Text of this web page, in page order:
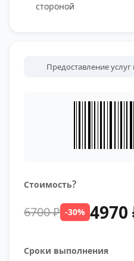
стороной
Предоставление услуг
Стоимость?
6700 ₽ -30% 4970
Сроки выполнения